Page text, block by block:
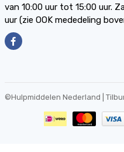
van 10:00 uur tot 15:00 uur.
uur (zie OOK mededeling
©Hulpmiddelen Nederland |